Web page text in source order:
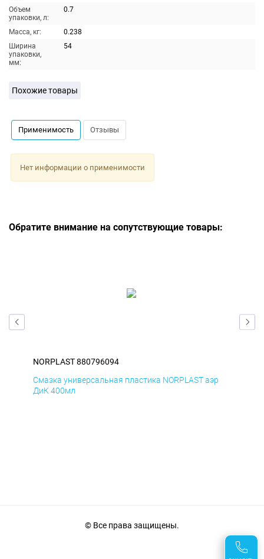
Объем
упаковки, л:
0.7
Масса, кг:
0.238
Ширина
упаковки,
мм:
54
Похожие товары
Применимость Отзывы
Нет информации о применимости
Обратите внимание на сопутствующие товары:
NORPLAST 880796094
Смазка универсальная пластика NORPLAST аэр
ДиК 400мл
© Все права защищены.